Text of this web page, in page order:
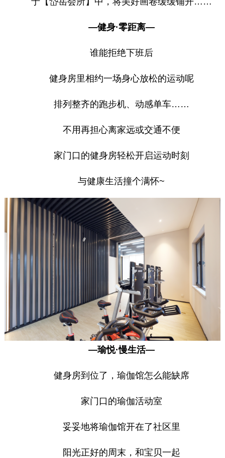
—健身·零距离—
谁能拒绝下班后
健身房里相约一场身心放松的运动呢
排列整齐的跑步机、动感单车……
不用再担心离家远或交通不便
家门口的健身房轻松开启运动时刻
与健康生活撞个满怀~
—瑜悦·慢生活—
健身房到位了，瑜伽馆怎么能缺席
家门口的瑜伽活动室
妥妥地将瑜伽馆开在了社区里
阳光正好的周末，和宝贝一起